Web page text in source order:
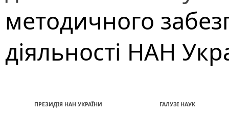
методичного
діяльності НАН
ПРЕЗИДІЯ НАН УКРАЇНИ ГАЛУЗІ НАУК